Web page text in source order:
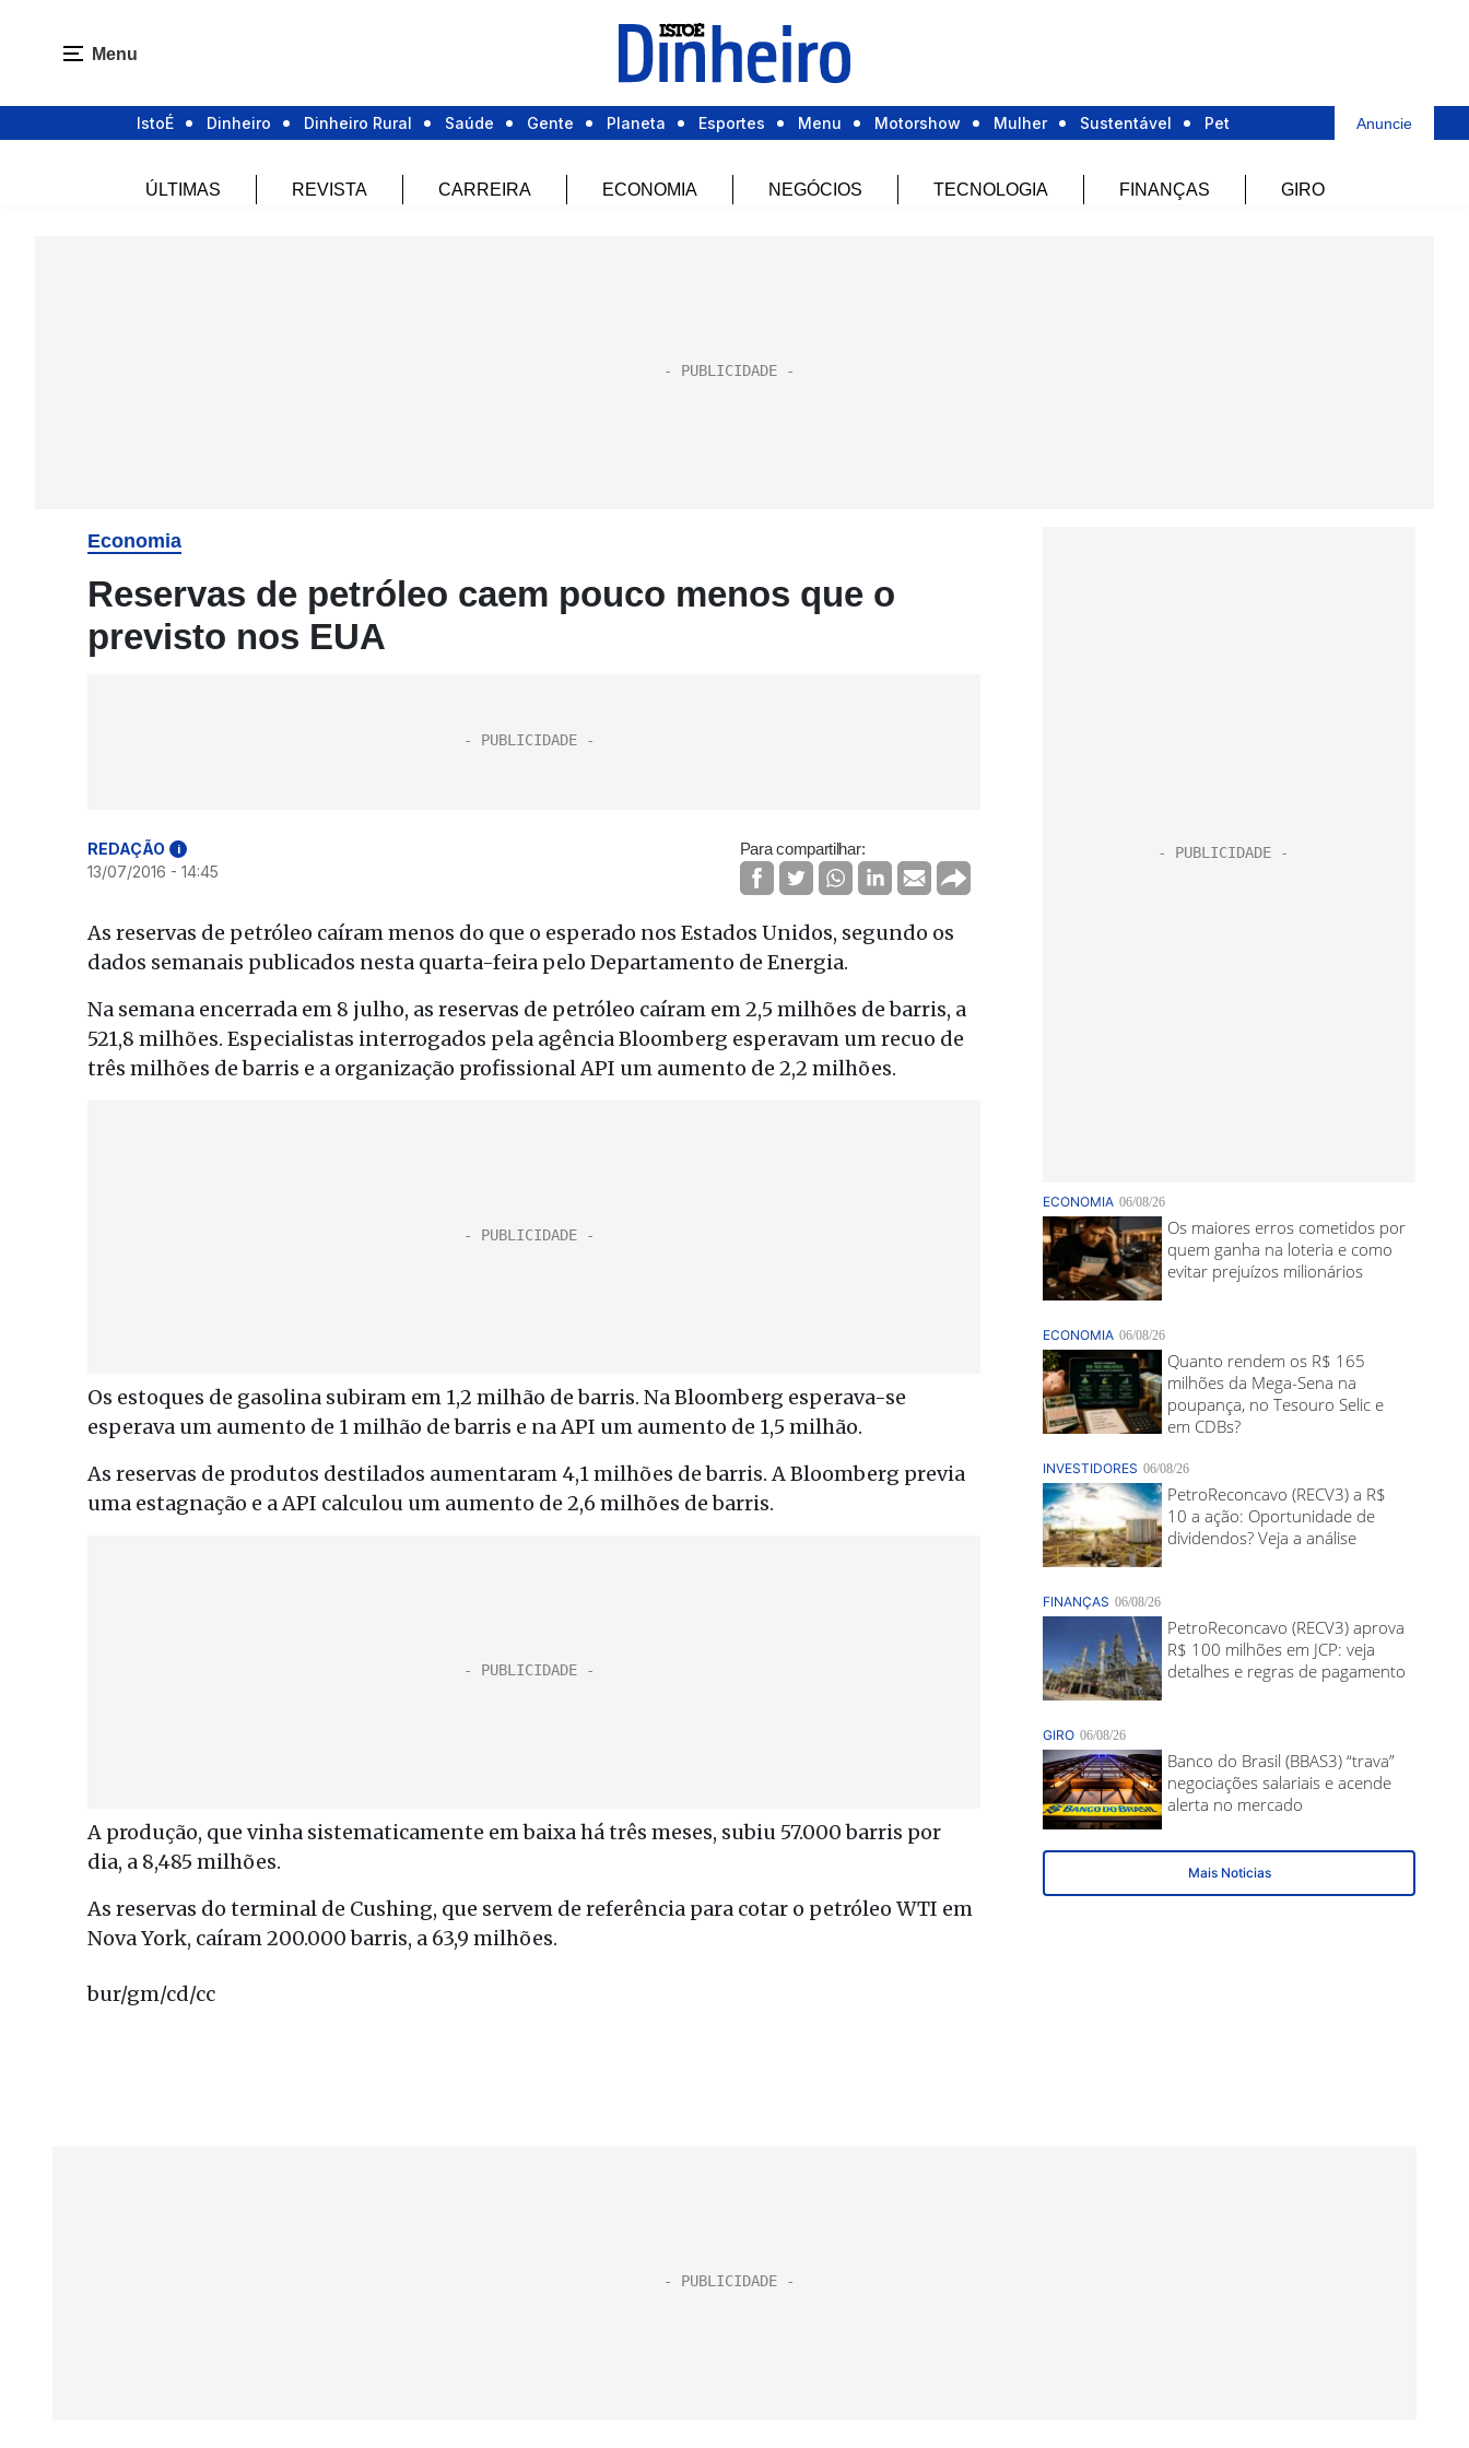
Menu
IstoÉ Dinheiro Dinheiro Rural Saúde Gente Planeta Esportes Menu Motorshow Mulher Sustentável Pet Anuncie
ÚLTIMAS REVISTA CARREIRA ECONOMIA NEGÓCIOS TECNOLOGIA FINANÇAS GIRO
Economia
Reservas de petróleo caem pouco menos que o
previsto nos EUA
REDAÇÃO i
13/07/2016 - 14:45
Para compartilhar:
As reservas de petróleo caíram menos do que o esperado nos Estados Unidos, segundo os
dados semanais publicados nesta quarta-feira pelo Departamento de Energia.
Na semana encerrada em 8 julho, as reservas de petróleo caíram em 2,5 milhões de barris, a
521,8 milhões. Especialistas interrogados pela agência Bloomberg esperavam um recuo de
três milhões de barris e a organização profissional API um aumento de 2,2 milhões.
Os estoques de gasolina subiram em 1,2 milhão de barris. Na Bloomberg esperava-se
esperava um aumento de 1 milhão de barris e na API um aumento de 1,5 milhão.
As reservas de produtos destilados aumentaram 4,1 milhões de barris. A Bloomberg previa
uma estagnação e a API calculou um aumento de 2,6 milhões de barris.
A produção, que vinha sistematicamente em baixa há três meses, subiu 57.000 barris por
dia, a 8,485 milhões.
As reservas do terminal de Cushing, que servem de referência para cotar o petróleo WTI em
Nova York, caíram 200.000 barris, a 63,9 milhões.
bur/gm/cd/cc